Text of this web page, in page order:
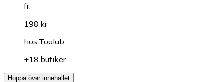
fr.
198 kr
hos Toolab
+18 butiker
Hoppa över innehållet